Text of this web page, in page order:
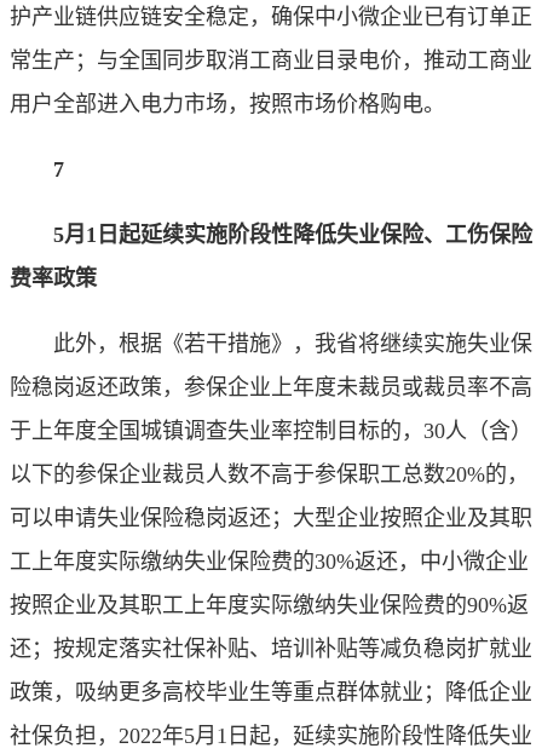
护产业链供应链安全稳定，确保中小微企业已有订单正
常生产；与全国同步取消工商业目录电价，推动工商业
用户全部进入电力市场，按照市场价格购电。
7
5月1日起延续实施阶段性降低失业保险、工伤保险
费率政策
此外，根据《若干措施》，我省将继续实施失业保
险稳岗返还政策，参保企业上年度未裁员或裁员率不高
于上年度全国城镇调查失业率控制目标的，30人（含）
以下的参保企业裁员人数不高于参保职工总数20%的，
可以申请失业保险稳岗返还；大型企业按照企业及其职
工上年度实际缴纳失业保险费的30%返还，中小微企业
按照企业及其职工上年度实际缴纳失业保险费的90%返
还；按规定落实社保补贴、培训补贴等减负稳岗扩就业
政策，吸纳更多高校毕业生等重点群体就业；降低企业
社保负担，2022年5月1日起，延续实施阶段性降低失业